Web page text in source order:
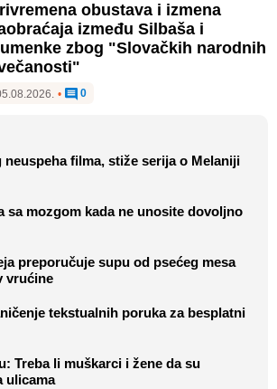
obustava i izmena
između Silbaša i
zbog "Slovačkih narodnih
• 0
neuspeha filma, stiže serija o Melaniji
sa mozgom kada ne unosite dovoljno
preporučuje supu od psećeg mesa
vrućine
tekstualnih poruka za besplatni
Treba li muškarci i žene da su
ulicama